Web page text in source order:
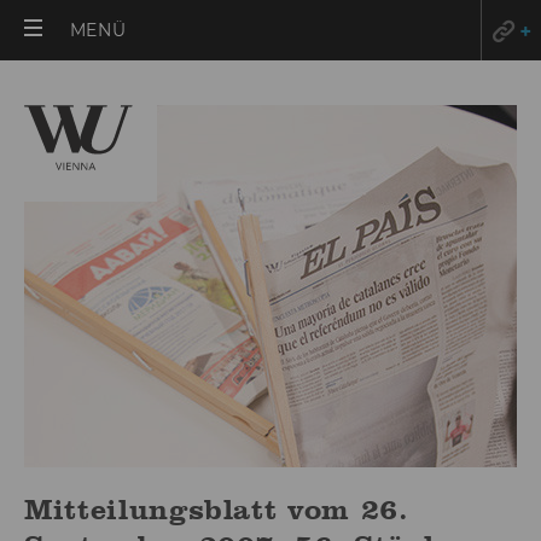
MENÜ
Mitteilungsblatt vom 26.